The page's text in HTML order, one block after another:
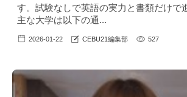
す。試験なしで英語の実力と書類だけで
主な大学は以下の通...
2026-01-22 CEBU21編集部 527